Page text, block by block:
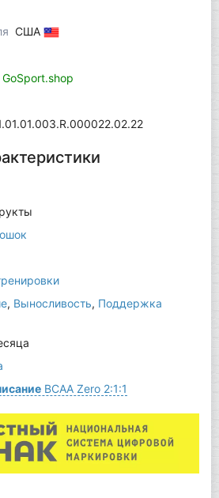
США
, Выносливость, Поддержка
BCAA Zero 2:1:1